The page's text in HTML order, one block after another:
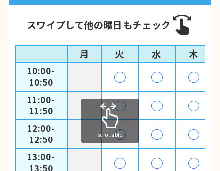
スワイプして他の曜日もチェック
月 火 水 木
10:00-
10:50
◯ ◯ ◯
11:00-
11:50
◯ ◯ ◯
12:00-
12:50
◯ ◯ ◯
13:00-
13:50
◯ ◯ ◯
scrollable